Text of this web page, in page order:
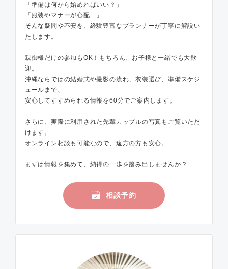
「準備は何から始めればいい？」
「服装やマナーが心配…」
そんな疑問や不安を、経験豊富なプランナーが丁寧に解説い
たします。
親御様だけの参加もOK！もちろん、お子様と一緒でも大歓
迎。
沖縄ならではの結婚式や撮影の流れ、衣装選び、準備スケジ
ュールまで、
安心してすすめられる情報を60分でご案内します。
さらに、実際に利用された先輩カップルの写真もご覧いただ
けます。
オンライン相談も可能なので、遠方の方も安心。
まずは情報を集めて、納得の一歩を踏み出しませんか？
相談予約